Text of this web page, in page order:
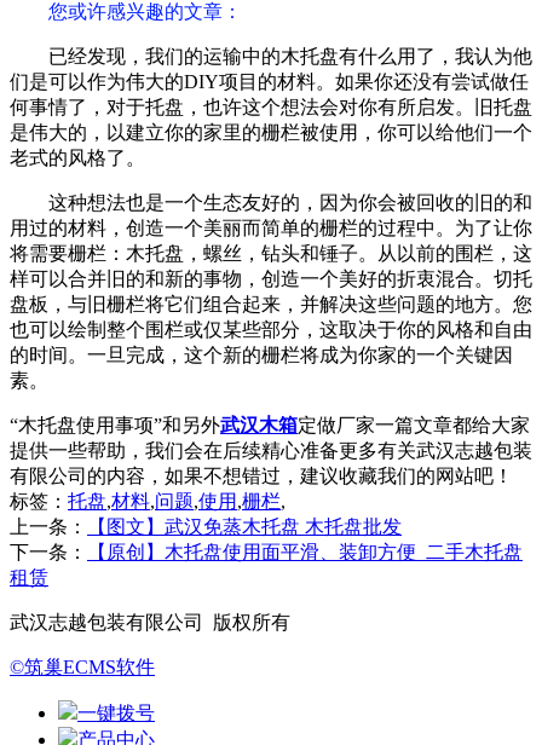
您或许感兴趣的文章：
已经发现，我们的运输中的木托盘有什么用了，我认为他
们是可以作为伟大的DIY项目的材料。如果你还没有尝试做任
何事情了，对于托盘，也许这个想法会对你有所启发。旧托盘
是伟大的，以建立你的家里的栅栏被使用，你可以给他们一个
老式的风格了。
这种想法也是一个生态友好的，因为你会被回收的旧的和
用过的材料，创造一个美丽而简单的栅栏的过程中。为了让你
将需要栅栏：木托盘，螺丝，钻头和锤子。从以前的围栏，这
样可以合并旧的和新的事物，创造一个美好的折衷混合。切托
盘板，与旧栅栏将它们组合起来，并解决这些问题的地方。您
也可以绘制整个围栏或仅某些部分，这取决于你的风格和自由
的时间。一旦完成，这个新的栅栏将成为你家的一个关键因
素。
“木托盘使用事项”和另外武汉木箱定做厂家一篇文章都给大家
提供一些帮助，我们会在后续精心准备更多有关武汉志越包装
有限公司的内容，如果不想错过，建议收藏我们的网站吧！
标签： 托盘,材料,问题,使用 ,栅栏,
上一条：
【图文】武汉免蒸木托盘 木托盘批发
下一条：
【原创】木托盘使用面平滑、装卸方便_二手木托盘
租赁
武汉志越包装有限公司 版权所有
©筑巢ECMS软件
一键拨号
产品中心